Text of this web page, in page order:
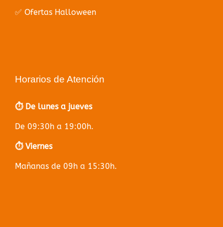
✅ Ofertas Halloween
Horarios de Atención
⏱️ De lunes a jueves
De 09:30h a 19:00h.
⏱️ Viernes
Mañanas de 09h a 15:30h.